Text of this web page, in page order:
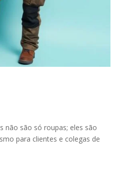
não são só roupas; eles são
para clientes e colegas de